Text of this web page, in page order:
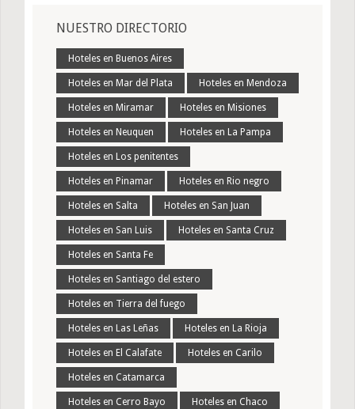
NUESTRO DIRECTORIO
Hoteles en Buenos Aires
Hoteles en Mar del Plata Hoteles en Mendoza
Hoteles en Miramar Hoteles en Misiones
Hoteles en Neuquen Hoteles en La Pampa
Hoteles en Los penitentes
Hoteles en Pinamar Hoteles en Rio negro
Hoteles en Salta Hoteles en San Juan
Hoteles en San Luis Hoteles en Santa Cruz
Hoteles en Santa Fe
Hoteles en Santiago del estero
Hoteles en Tierra del fuego
Hoteles en Las Leñas Hoteles en La Rioja
Hoteles en El Calafate Hoteles en Carilo
Hoteles en Catamarca
Hoteles en Cerro Bayo Hoteles en Chaco